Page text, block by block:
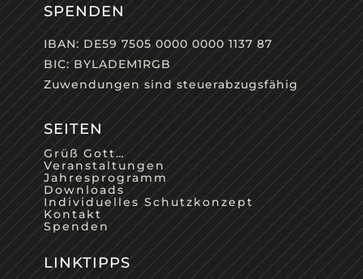
SPENDEN
IBAN: DE59 7505 0000 0000 1137 87
BIC: BYLADEM1RGB
Zuwendungen sind steuerabzugsfähig
SEITEN
Grüß Gott…
Veranstaltungen
Jahresprogramm
Downloads
Individuelles Schutzkonzept
Kontakt
Spenden
LINKTIPPS